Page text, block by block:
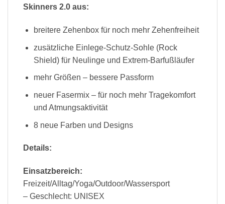
Skinners 2.0 aus:
breitere Zehenbox für noch mehr Zehenfreiheit
zusätzliche Einlege-Schutz-Sohle (Rock
Shield) für Neulinge und Extrem-Barfußläufer
mehr Größen – bessere Passform
neuer Fasermix – für noch mehr Tragekomfort
und Atmungsaktivität
8 neue Farben und Designs
Details:
Einsatzbereich:
Freizeit/Alltag/Yoga/Outdoor/Wassersport
– Geschlecht: UNISEX